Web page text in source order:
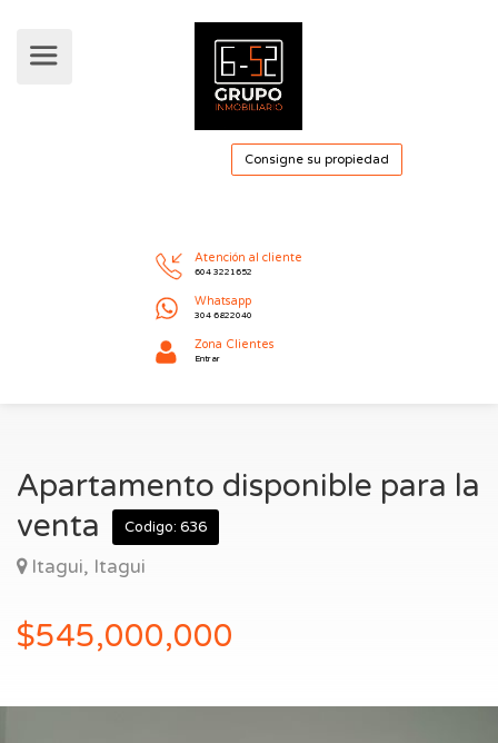
Zona Clientes
Apartamento disponible para la
venta
Codigo: 636
Itagui, Itagui
$545,000,000